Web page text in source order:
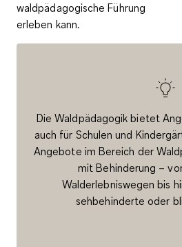
waldpädagogische Führung
erleben kann.
Die Waldpädagogik bietet
auch für Schulen und
Angebote im Bereich der
mit Behinderung –
Walderlebniswegen bis
sehbehinderte oder